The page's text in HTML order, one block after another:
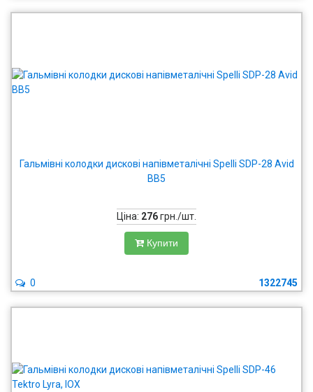
Гальмівні колодки дискові напівметалічні Spelli SDP-28 Avid
BB5
Ціна: 276грн./шт.
Купити
1322745
0